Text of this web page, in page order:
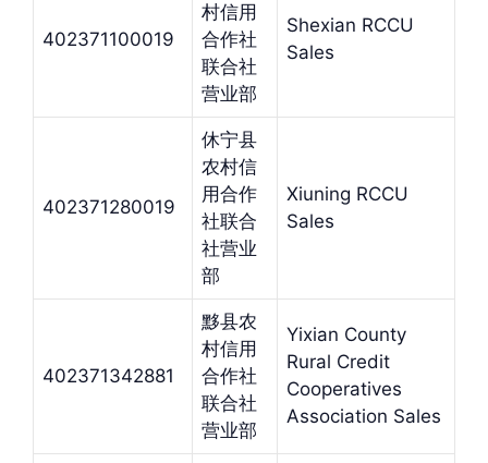
402371100019
村信用
合作社
联合社
营业部
Shexian RCCU
Sales
402371280019
休宁县
农村信
用合作
社联合
社营业
部
Xiuning RCCU
Sales
402371342881
黟县农
村信用
合作社
联合社
营业部
Yixian County
Rural Credit
Cooperatives
Association Sales